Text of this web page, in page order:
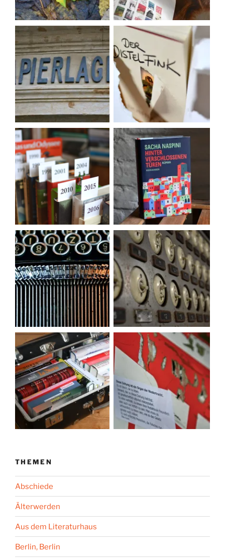
THEMEN
Abschiede
Älterwerden
Aus dem Literaturhaus
Berlin, Berlin